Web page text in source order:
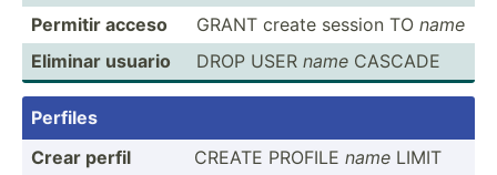
Permitir acceso
GRANT create session TO name
Eliminar usuario
DROP USER name CASCADE
Perfiles
Crear perfil
CREATE PROFILE name LIMIT